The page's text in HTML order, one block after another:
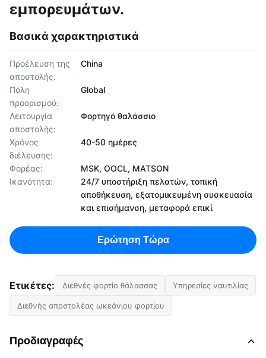
εμπορευμάτων.
Βασικά χαρακτηριστικά
Προέλευση της
αποστολής:
China
Πόλη
προορισμού:
Global
Λειτουργία
αποστολής:
Φορτηγό θαλάσσιο
Χρόνος
διέλευσης:
40-50 ημέρες
Φορέας:
MSK, OOCL, MATSON
Ικανότητα:
24/7 υποστήριξη πελατών, τοπική
αποθήκευση, εξατομικευμένη συσκευασία
και επισήμανση, μεταφορά επικί
Ερώτηση Τώρα
Ετικέτες: Διεθνές φορτίο θάλασσας Υπηρεσίες ναυτιλίας
Διεθνής αποστολέας ωκεάνιου φορτίου
Προδιαγραφές